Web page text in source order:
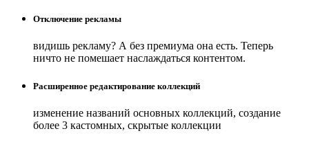
Отключение рекламы
видишь рекламу? А без премиума она есть. Теперь
ничто не помешает наслаждаться контентом.
Расширенное редактирование коллекций
изменение названий основных коллекций, создание
более 3 кастомных, скрытые коллекции